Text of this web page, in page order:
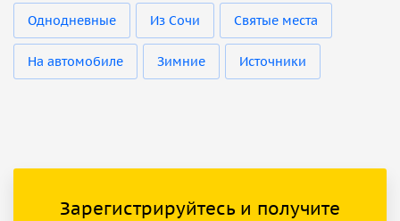
Однодневные Из Сочи Святые места
На автомобиле Зимние Источники
Зарегистрируйтесь и получите